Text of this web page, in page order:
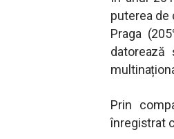
puterea de
Praga
Prin
înregistrat